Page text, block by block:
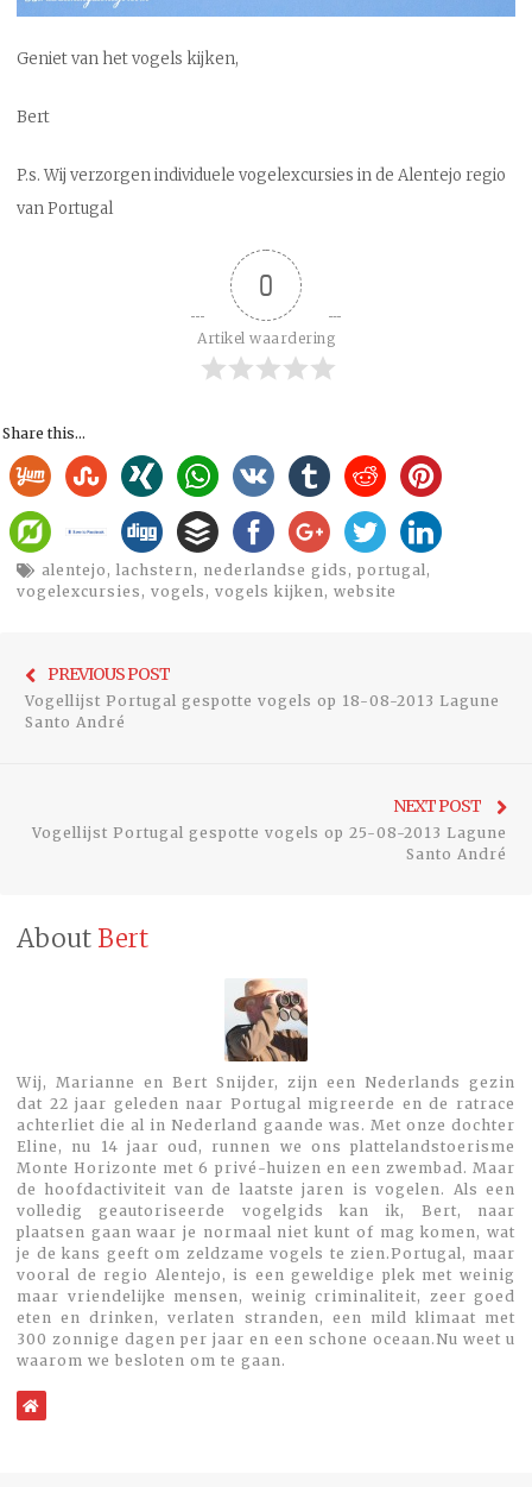
Geniet van het vogels kijken,
Bert
P.s. Wij verzorgen individuele vogelexcursies in de Alentejo regio
van Portugal
0
Artikel waardering
Share this...
alentejo , lachstern, nederlandse gids , portugal,
vogelexcursies , vogels , vogels kijken, website
navigatie
PREVIOUS POST
post:
Vogellijst Portugal gespotte vogels op 18-08-2013 Lagune
Santo André
NEXT POST
Vogellijst Portugal gespotte vogels op 25-08-2013 Lagune
Santo André
About Bert
Wij, Marianne en Bert Snijder, zijn een Nederlands gezin
dat 22 jaar geleden naar Portugal migreerde en de ratrace
achterliet die al in Nederland gaande was. Met onze dochter
Eline, nu 14 jaar oud, runnen we ons plattelandstoerisme
Monte Horizonte met 6 privé-huizen en een zwembad. Maar
de hoofdactiviteit van de laatste jaren is vogelen. Als een
volledig geautoriseerde vogelgids kan ik, Bert, naar
plaatsen gaan waar je normaal niet kunt of mag komen, wat
je de kans geeft om zeldzame vogels te zien.Portugal, maar
vooral de regio Alentejo, is een geweldige plek met weinig
maar vriendelijke mensen, weinig criminaliteit, zeer goed
eten en drinken, verlaten stranden, een mild klimaat met
300 zonnige dagen per jaar en een schone oceaan.Nu weet u
waarom we besloten om te gaan.